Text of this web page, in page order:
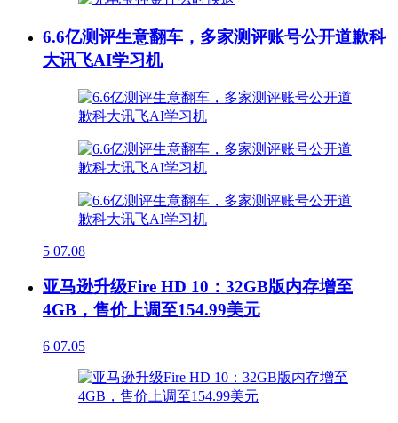
6.6亿测评生意翻车，多家测评账号公开道歉科
大讯飞AI学习机
5 07.08
亚马逊升级Fire HD 10：32GB版内存增至
4GB，售价上调至154.99美元
6 07.05